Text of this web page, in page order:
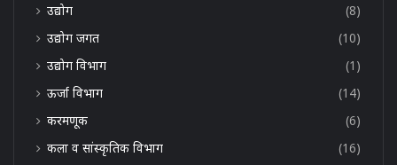
उद्योग
(8)
उद्योग जगत
(10)
उद्योग विभाग
(1)
ऊर्जा विभाग
(14)
करमणूक
(6)
कला व सांस्कृतिक विभाग
(16)